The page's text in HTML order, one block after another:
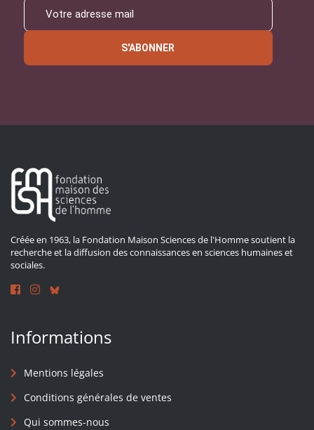
S'ABONNER
Créée en 1963, la Fondation Maison Sciences de l'Homme soutient la
recherche et la diffusion des connaissances en sciences humaines et
sociales.
Informations
Mentions légales
Conditions générales de ventes
Qui sommes-nous